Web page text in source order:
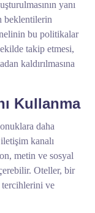
yanı
beklentilerin
bu politikalar
takip etmesi,
kaldırılmasına
Kullanma
daha
kanalı
metin ve sosyal
Oteller, bir
ve